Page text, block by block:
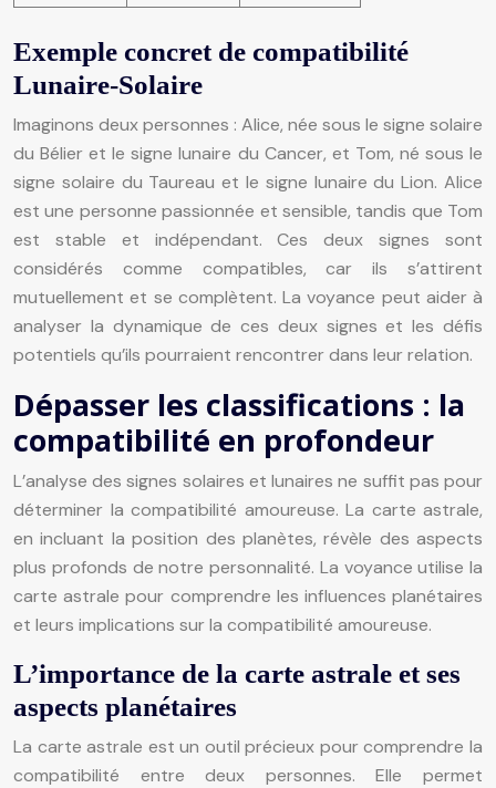
Exemple concret de compatibilité
Lunaire-Solaire
Imaginons deux personnes : Alice, née sous le signe solaire
du Bélier et le signe lunaire du Cancer, et Tom, né sous le
signe solaire du Taureau et le signe lunaire du Lion. Alice
est une personne passionnée et sensible, tandis que Tom
est stable et indépendant. Ces deux signes sont
considérés comme compatibles, car ils s’attirent
mutuellement et se complètent. La voyance peut aider à
analyser la dynamique de ces deux signes et les défis
potentiels qu’ils pourraient rencontrer dans leur relation.
Dépasser les classifications : la
compatibilité en profondeur
L’analyse des signes solaires et lunaires ne suffit pas pour
déterminer la compatibilité amoureuse. La carte astrale,
en incluant la position des planètes, révèle des aspects
plus profonds de notre personnalité. La voyance utilise la
carte astrale pour comprendre les influences planétaires
et leurs implications sur la compatibilité amoureuse.
L’importance de la carte astrale et ses
aspects planétaires
La carte astrale est un outil précieux pour comprendre la
compatibilité entre deux personnes. Elle permet